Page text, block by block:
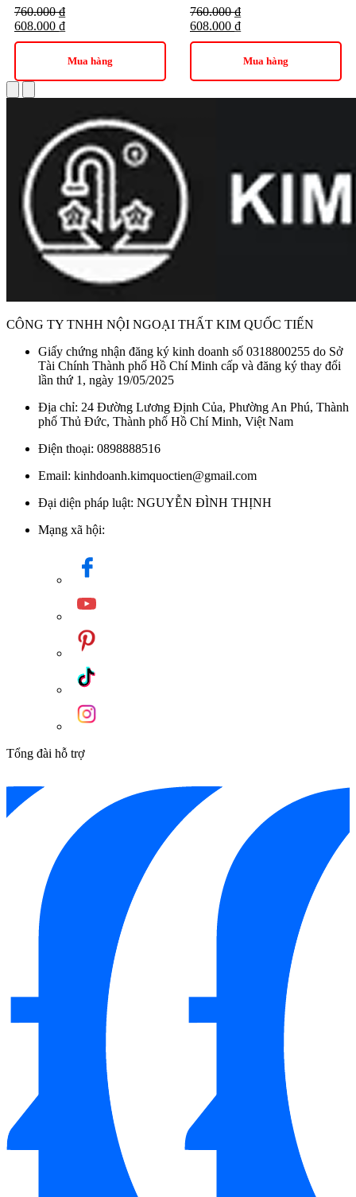
760.000₫
608.000 ₫
Mua hàng
760.000₫
608.000 ₫
Mua hàng
CÔNG TY TNHH NỘI NGOẠI THẤT KIM QUỐC TIẾN
Giấy chứng nhận đăng ký kinh doanh số 0318800255 do Sở
Tài Chính Thành phố Hồ Chí Minh cấp và đăng ký thay đổi
lần thứ 1, ngày 19/05/2025
Địa chỉ: 24 Đường Lương Định Của, Phường An Phú, Thành
phố Thủ Đức, Thành phố Hồ Chí Minh, Việt Nam
Điện thoại: 0898888516
Email: kinhdoanh.kimquoctien@gmail.com
Đại diện pháp luật: NGUYỄN ĐÌNH THỊNH
Mạng xã hội:
Tổng đài hỗ trợ